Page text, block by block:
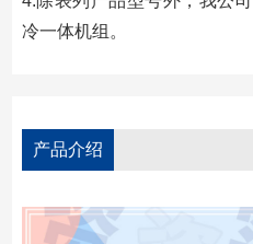
冷一体机组。
产品介绍